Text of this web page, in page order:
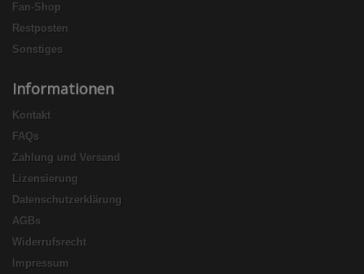
Fan-Shop
Restposten
Sonstiges
Informationen
Kontakt
FAQs
Zahlung und Versand
Lizensierung
Datenschutzerklärung
AGBs
Widerrufsrecht
Impressum